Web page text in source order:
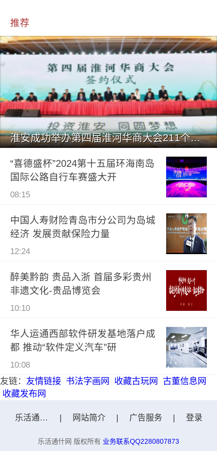
推荐
淮安成功举办第四届淮河华商大会211个签约项目 总投资1486.
“喜德盛杯”2024第十五届环海南岛
国际公路自行车赛盛大开
08:15
中国人寿财险青岛市分公司为岛城
经济 发展贡献保险力量
12:24
醉美黔韵 贵品入浙 首届多彩贵州
非遗文化-贵品博览会
10:10
华人运通西部软件研发基地落户成
都 推动“软件定义汽车”研
10:08
友链： 友情链接 书法字画网 收藏古玩网
古董信息网
收藏发布网
乐活通什网 | 网站简介 | 广告服务 | 登录
乐活通什网 版权所有 业务联系QQ2280807873